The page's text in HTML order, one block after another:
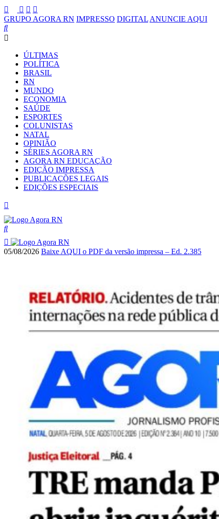
GRUPO AGORA RN IMPRESSO DIGITAL ANUNCIE AQUI
ÚLTIMAS
POLÍTICA
BRASIL
RN
MUNDO
ECONOMIA
SAÚDE
ESPORTES
COLUNISTAS
NATAL
OPINIÃO
SÉRIES AGORA RN
AGORA RN EDUCAÇÃO
EDIÇÃO IMPRESSA
PUBLICAÇÕES LEGAIS
EDIÇÕES ESPECIAIS
05/08/2026 Baixe AQUI o PDF da versão impressa – Ed. 2.385